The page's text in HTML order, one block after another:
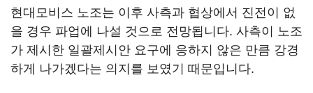
현대모비스 노조는 이후 사측과 협상에서 진전이 없
을 경우 파업에 나설 것으로 전망됩니다. 사측이 노조
가 제시한 일괄제시안 요구에 응하지 않은 만큼 강경
하게 나가겠다는 의지를 보였기 때문입니다.